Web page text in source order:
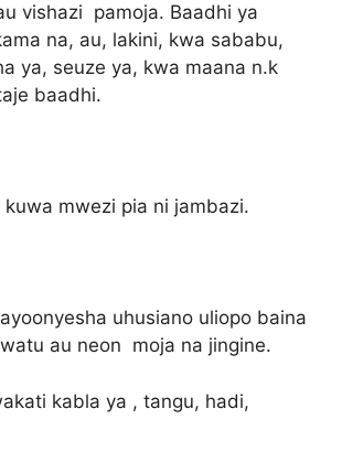
vishazi pamoja. Baadhi ya
na, au, lakini, kwa sababu,
ya, seuze ya, kwa maana n.k
baadhi.
kuwa mwezi pia ni jambazi.
uhusiano uliopo baina
au neon moja na jingine.
kabla ya , tangu, hadi,